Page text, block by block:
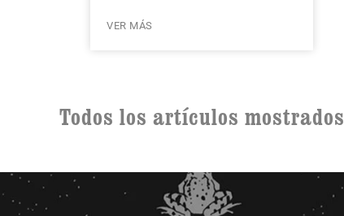
VER MÁS
Todos los artículos mostrados